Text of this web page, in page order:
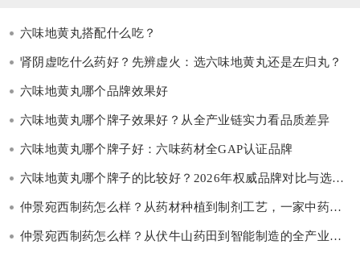
六味地黄丸搭配什么吃？
肾阴虚吃什么药好？先辨虚火：选六味地黄丸还是左归丸？
六味地黄丸哪个品牌效果好
六味地黄丸哪个牌子效果好？从全产业链实力看品质差异
六味地黄丸哪个牌子好：六味药材全GAP认证品牌
六味地黄丸哪个牌子的比较好？2026年权威品牌对比与选购指南
仲景宛西制药怎么样？从药材种植到制剂工艺，一家中药企业的现代科技之路
仲景宛西制药怎么样？从伏牛山药田到智能制造的全产业链样本